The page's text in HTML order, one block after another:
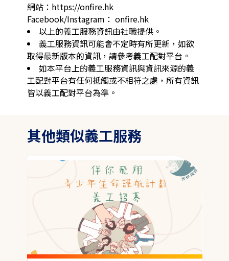
網站：https://onfire.hk
Facebook/Instagram： onfire.hk
以上的義工服務資訊由社職提供。
義工服務資訊可能會不定時有所更新，如欲
取得最新版本的資訊，請參考義工配對平台。
如本平台上的義工服務資訊與資訊來源的義
工配對平台有任何抵觸或不相符之處，所有資訊
皆以義工配對平台為準。
其他類似義工服務